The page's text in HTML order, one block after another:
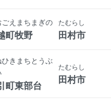
ごえまちまぎの
町牧野
たむらし
田村市
ひきまちとうぶ
町東部台
たむらし
田村市